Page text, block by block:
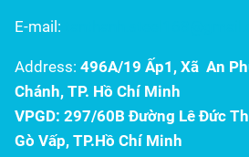
E-mail:
Address: 496A/19 Ấp1, Xã An
Chánh, TP. Hồ Chí Minh
VPGD: 297/60B Đường Lê Đức
Gò Vấp, TP.Hồ Chí Minh